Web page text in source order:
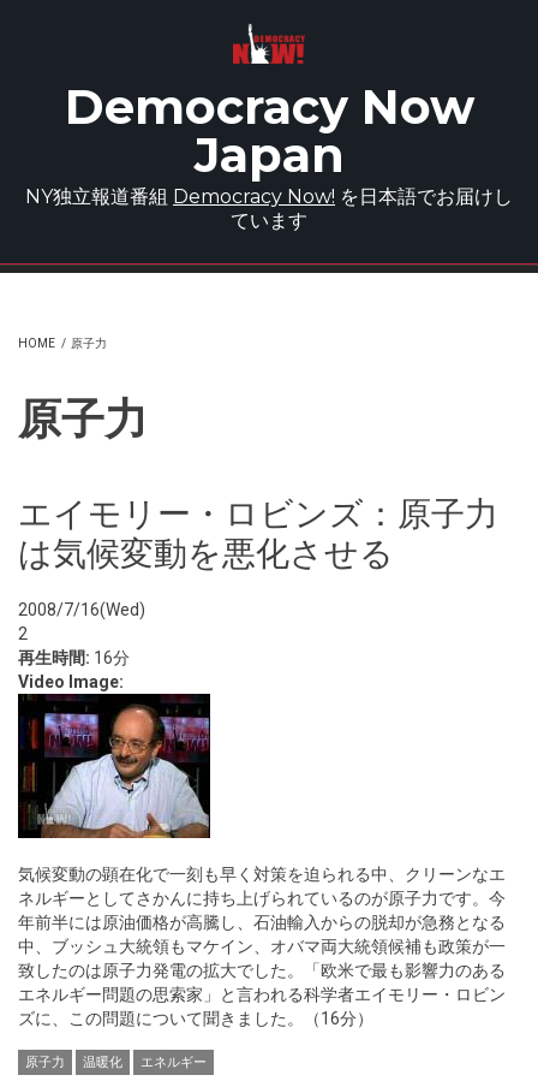
Democracy Now
Japan
NY独立報道番組 Democracy Now! を日本語でお届けし
ています
HOME / 原子力
原子力
エイモリー・ロビンズ：原子力
は気候変動を悪化させる
2008/7/16(Wed)
2
再生時間: 16分
Video Image:
気候変動の顕在化で一刻も早く対策を迫られる中、クリーンなエ
ネルギーとしてさかんに持ち上げられているのが原子力です。今
年前半には原油価格が高騰し、石油輸入からの脱却が急務となる
中、ブッシュ大統領もマケイン、オバマ両大統領候補も政策が一
致したのは原子力発電の拡大でした。「欧米で最も影響力のある
エネルギー問題の思索家」と言われる科学者エイモリー・ロビン
ズに、この問題について聞きました。（16分）
原子力 温暖化 エネルギー